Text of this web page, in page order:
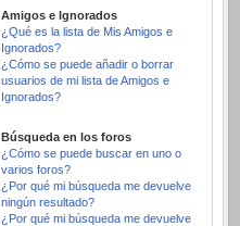
Amigos e Ignorados
¿Qué es la lista de Mis Amigos e
Ignorados?
¿Cómo se puede añadir o borrar
usuarios de mi lista de Amigos e
Ignorados?
Búsqueda en los foros
¿Cómo se puede buscar en uno o
varios foros?
¿Por qué mi búsqueda me devuelve
ningún resultado?
¿Por qué mi búsqueda me devuelve